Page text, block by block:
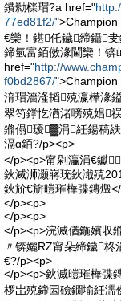
鐨勬檪瑁?a href="
77ed81f2/">Champion
€欒！鍖仛鐬締鑷
鍗氫富銆傚湪閫欒！锛
href="http://
f0bd2867/">Champion
湇瑁濇湰韬殑瀛樺湪
翠笉鐣忔湭渚嗙殑娼
鏅傝瑷▓涓紝鍚稿
滆ɑ銆?/p><p>
</p><p>甯剁灜涓€钀
鈥滅浉灏嶈珫鈥濈殑
鈥斺€旂暟璀樺弽鏄燬
</p><p>
</p><p>
</p><p>浣滅偤鍦嬪収
〃锛孋RZ甯朵締鐬
€?/p><p>
</p><p>鈥滅暟璀樺弽
椤岀殑鍗囩礆鐗堬紝濡